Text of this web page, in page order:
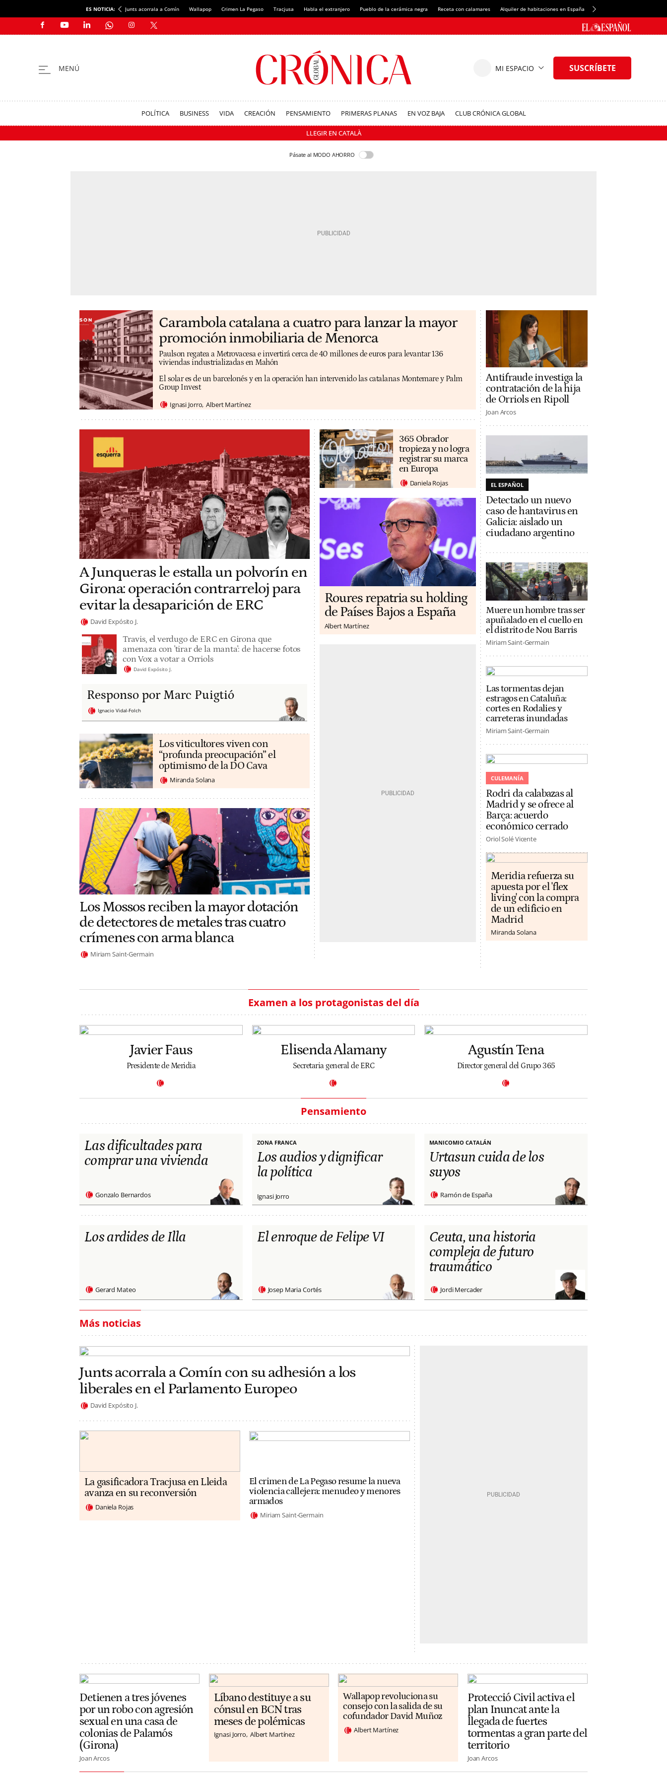
ES NOTICIA: Junts acorrala a Comín Wallapop Crimen La Pegaso Tracjusa Habla el extranjero Pueblo de la cerámica negra Receta con calamares Alquiler de habitaciones en España Crédito del Spotify Camp Nou
POLÍTICA BUSINESS VIDA CREACIÓN PENSAMIENTO PRIMERAS PLANAS EN VOZ BAJA CLUB CRÓNICA GLOBAL
LLEGIR EN CATALÀ
Pásate al MODO AHORRO
Carambola catalana a cuatro para lanzar la mayor
promoción inmobiliaria de Menorca
Paulson regatea a Metrovacesa e invertirá cerca de 40 millones de euros para levantar 136
viviendas industrializadas en Mahón
El solar es de un barcelonés y en la operación han intervenido las catalanas Montemare y Palm
Group Invest
Ignasi Jorro Albert Martínez
A Junqueras le estalla un polvorín en
Girona: operación contrarreloj para
evitar la desaparición de ERC
David Expósito J.
Travis, el verdugo de ERC en Girona que
amenaza con 'tirar de la manta': de hacerse fotos
con Vox a votar a Orriols
David Expósito J.
Responso por Marc Puigtió
Ignacio Vidal-Folch
Los viticultores viven con
“profunda preocupación” el
optimismo de la DO Cava
Miranda Solana
Los Mossos reciben la mayor dotación
de detectores de metales tras cuatro
crímenes con arma blanca
Miriam Saint-Germain
365 Obrador
tropieza y no logra
registrar su marca
en Europa
Daniela Rojas
Roures repatria su holding
de Países Bajos a España
Albert Martínez
Antifraude investiga la
contratación de la hija
de Orriols en Ripoll
Joan Arcos
EL ESPAÑOL
Detectado un nuevo
caso de hantavirus en
Galicia: aislado un
ciudadano argentino
Muere un hombre tras ser
apuñalado en el cuello en
el distrito de Nou Barris
Miriam Saint-Germain
Las tormentas dejan
estragos en Cataluña:
cortes en Rodalies y
carreteras inundadas
Miriam Saint-Germain
CULEMANÍA
Rodri da calabazas al
Madrid y se ofrece al
Barça: acuerdo
económico cerrado
Oriol Solé Vicente
Meridia refuerza su
apuesta por el 'flex
living' con la compra
de un edificio en
Madrid
Miranda Solana
Examen a los protagonistas del día
Javier Faus
Presidente de Meridia
Elisenda Alamany
Secretaria general de ERC
Agustín Tena
Director general del Grupo 365
Pensamiento
Las dificultades para
comprar una vivienda
Gonzalo Bernardos
ZONA FRANCA
Los audios y dignificar
la política
Ignasi Jorro
MANICOMIO CATALÁN
Urtasun cuida de los
suyos
Ramón de España
Los ardides de Illa
Gerard Mateo
El enroque de Felipe VI
Josep Maria Cortés
Ceuta, una historia
compleja de futuro
traumático
Jordi Mercader
Más noticias
Junts acorrala a Comín con su adhesión a los
liberales en el Parlamento Europeo
David Expósito J.
La gasificadora Tracjusa en Lleida
avanza en su reconversión
Daniela Rojas
El crimen de La Pegaso resume la nueva
violencia callejera: menudeo y menores
armados
Miriam Saint-Germain
Detienen a tres jóvenes
por un robo con agresión
sexual en una casa de
colonias de Palamós
(Girona)
Joan Arcos
Líbano destituye a su
cónsul en BCN tras
meses de polémicas
Ignasi Jorro Albert Martínez
Wallapop revoluciona su
consejo con la salida de su
cofundador David Muñoz
Albert Martínez
Protecció Civil activa el
plan Inuncat ante la
llegada de fuertes
tormentas a gran parte del
territorio
Joan Arcos